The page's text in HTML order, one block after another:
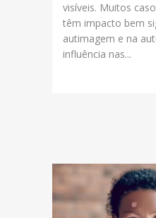
visíveis. Muitos
têm impacto bem
autimagem e na
influência nas...